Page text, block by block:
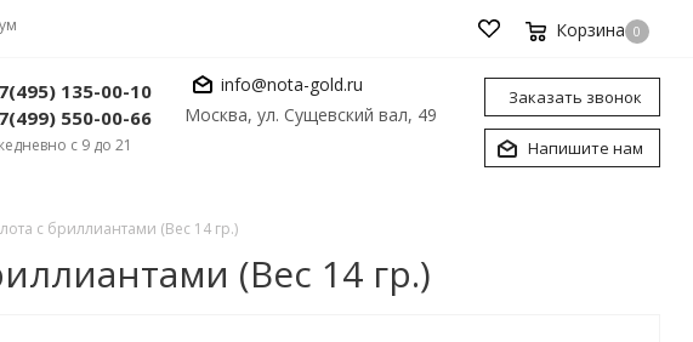
Корзина 0
135-00-10
550-00-66
с 9 до 21
info@nota-gold.ru
Москва, ул. Сущевский вал, 49
Заказать звонок
Напишите нам
с бриллиантами (Вес 14 гр.)
(Вес 14 гр.)